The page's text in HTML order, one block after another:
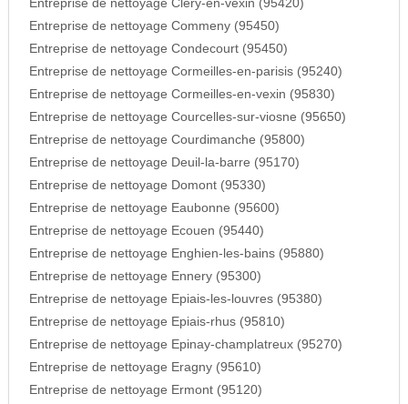
Entreprise de nettoyage Clery-en-vexin (95420)
Entreprise de nettoyage Commeny (95450)
Entreprise de nettoyage Condecourt (95450)
Entreprise de nettoyage Cormeilles-en-parisis (95240)
Entreprise de nettoyage Cormeilles-en-vexin (95830)
Entreprise de nettoyage Courcelles-sur-viosne (95650)
Entreprise de nettoyage Courdimanche (95800)
Entreprise de nettoyage Deuil-la-barre (95170)
Entreprise de nettoyage Domont (95330)
Entreprise de nettoyage Eaubonne (95600)
Entreprise de nettoyage Ecouen (95440)
Entreprise de nettoyage Enghien-les-bains (95880)
Entreprise de nettoyage Ennery (95300)
Entreprise de nettoyage Epiais-les-louvres (95380)
Entreprise de nettoyage Epiais-rhus (95810)
Entreprise de nettoyage Epinay-champlatreux (95270)
Entreprise de nettoyage Eragny (95610)
Entreprise de nettoyage Ermont (95120)